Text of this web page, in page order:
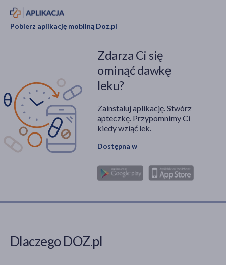
Pobierz aplikację mobilną Doz.pl
Zdarza Ci się
ominąć dawkę
leku?
Zainstaluj aplikację. Stwórz
apteczkę. Przypomnimy Ci
kiedy wziąć lek.
Dostępna w
Dlaczego DOZ.pl